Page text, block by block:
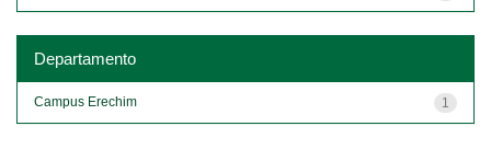
Departamento
1
Campus Erechim